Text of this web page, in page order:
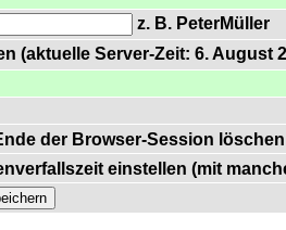
z. B. PeterMüller
(aktuelle Server-Zeit: 6. August
der Browser-Session löschen
einstellen (mit